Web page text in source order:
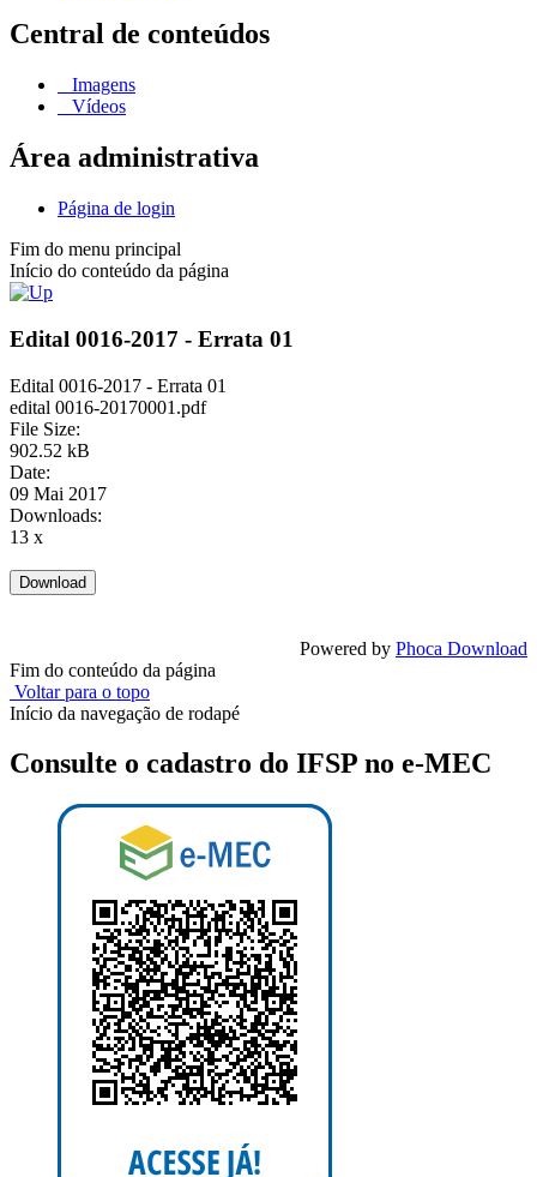
Central de conteúdos
Imagens
Vídeos
Área administrativa
Página de login
Fim do menu principal
Início do conteúdo da página
Edital 0016-2017 - Errata 01
Edital 0016-2017 - Errata 01
edital 0016-20170001.pdf
File Size:
902.52 kB
Date:
09 Mai 2017
Downloads:
13 x
Powered by Phoca Download
Fim do conteúdo da página
Voltar para o topo
Início da navegação de rodapé
Consulte o cadastro do IFSP no e-MEC